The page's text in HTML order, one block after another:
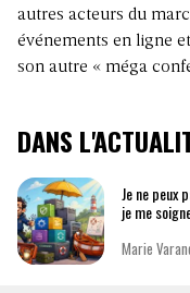
autres acteurs du
événements en ligne
son autre « méga
DANS
Je ne peux
je me
Marie